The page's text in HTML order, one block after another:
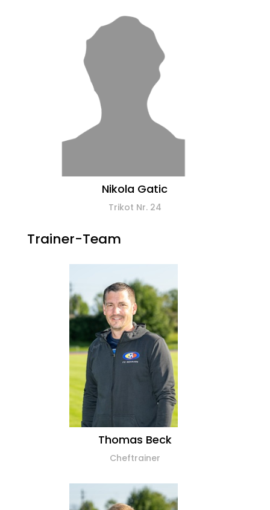
Nikola Gatic
Trikot Nr. 24
Trainer-Team
Thomas Beck
Cheftrainer